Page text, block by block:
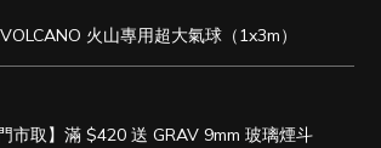
火山專用超大氣球（1x3m）
市取】滿 $420 送 GRAV 9mm 玻璃煙斗